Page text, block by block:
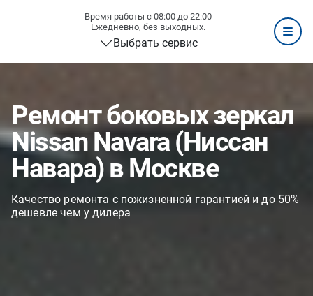
Время работы с 08:00 до 22:00
Ежедневно, без выходных.
Выбрать сервис
Ремонт боковых зеркал
Nissan Navara (Ниссан
Навара) в Москве
Качество ремонта с пожизненной гарантией и до 50%
дешевле чем у дилера